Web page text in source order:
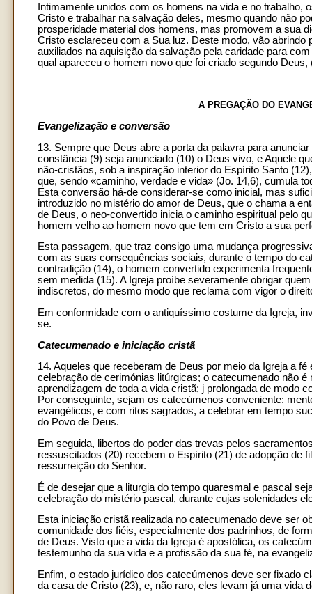
Intimamente unidos com os homens na vida e no
Cristo e trabalhar na salvação deles, mesmo quando não
prosperidade material dos homens, mas promovem a sua
Cristo esclareceu com a Sua luz. Deste modo, vão
auxiliados na aquisição da salvação pela caridade para
qual apareceu o homem novo que foi criado segundo
A PREGAÇÃO DO
Evangelização e conversão
13. Sempre que Deus abre a porta da palavra para
constância (9) seja anunciado (10) o Deus vivo, e Aquele
não-cristãos, sob a inspiração interior do Espírito Santo
que, sendo «caminho, verdade e vida» (Jo. 14,6), cumula
Esta conversão há-de considerar-se como inicial, mas
introduzido no mistério do amor de Deus, que o chama a
de Deus, o neo-convertido inicia o caminho espiritual pelo
homem velho ao homem novo que tem em Cristo a sua
Esta passagem, que traz consigo uma mudança
com as suas consequências sociais, durante o tempo do
contradição (14), o homem convertido experimenta
sem medida (15). A Igreja proíbe severamente obrigar
indiscretos, do mesmo modo que reclama com vigor o
Em conformidade com o antiquíssimo costume da Igreja,
se.
Catecumenado e iniciação cristã
14. Aqueles que receberam de Deus por meio da Igreja a
celebração de cerimónias litúrgicas; o catecumenado não
aprendizagem de toda a vida cristã; j prolongada de modo
Por conseguinte, sejam os catecúmenos conveniente:
evangélicos, e com ritos sagrados, a celebrar em tempo
do Povo de Deus.
Em seguida, libertos do poder das trevas pelos
ressuscitados (20) recebem o Espírito (21) de adopção de
ressurreição do Senhor.
É de desejar que a liturgia do tempo quaresmal e pascal
celebração do mistério pascal, durante cujas solenidades
Esta iniciação cristã realizada no catecumenado deve ser
comunidade dos fiéis, especialmente dos padrinhos, de
de Deus. Visto que a vida da Igreja é apostólica, os
testemunho da sua vida e a profissão da sua fé, na
Enfim, o estado jurídico dos catecúmenos deve ser fixado
da casa de Cristo (23), e, não raro, eles levam já uma vida